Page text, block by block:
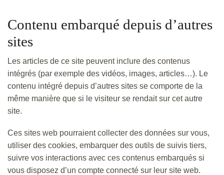
Contenu embarqué depuis d’autres
sites
Les articles de ce site peuvent inclure des contenus
intégrés (par exemple des vidéos, images, articles…). Le
contenu intégré depuis d’autres sites se comporte de la
même manière que si le visiteur se rendait sur cet autre
site.
Ces sites web pourraient collecter des données sur vous,
utiliser des cookies, embarquer des outils de suivis tiers,
suivre vos interactions avec ces contenus embarqués si
vous disposez d’un compte connecté sur leur site web.